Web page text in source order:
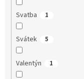
Svatba 1
Svátek 5
Valentýn 1